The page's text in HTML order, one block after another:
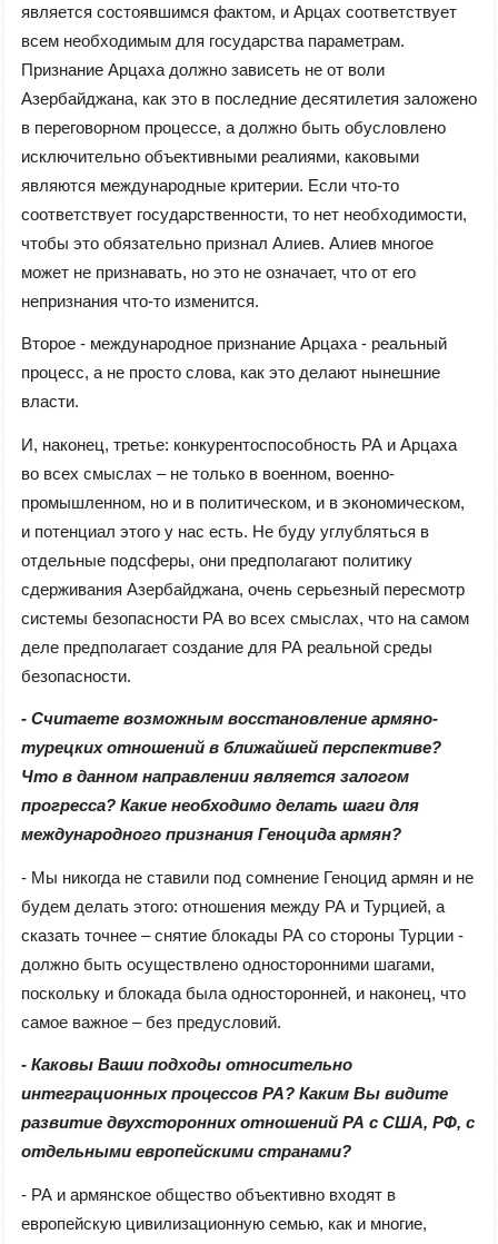
является состоявшимся фактом, и Арцах соответствует
всем необходимым для государства параметрам.
Признание Арцаха должно зависеть не от воли
Азербайджана, как это в последние десятилетия заложено
в переговорном процессе, а должно быть обусловлено
исключительно объективными реалиями, каковыми
являются международные критерии. Если что-то
соответствует государственности, то нет необходимости,
чтобы это обязательно признал Алиев. Алиев многое
может не признавать, но это не означает, что от его
непризнания что-то изменится.
Второе - международное признание Арцаха - реальный
процесс, а не просто слова, как это делают нынешние
власти.
И, наконец, третье: конкурентоспособность РА и Арцаха
во всех смыслах – не только в военном, военно-
промышленном, но и в политическом, и в экономическом,
и потенциал этого у нас есть. Не буду углубляться в
отдельные подсферы, они предполагают политику
сдерживания Азербайджана, очень серьезный пересмотр
системы безопасности РА во всех смыслах, что на самом
деле предполагает создание для РА реальной среды
безопасности.
- Считаете возможным восстановление армяно-
турецких отношений в ближайшей перспективе?
Что в данном направлении является залогом
прогресса? Какие необходимо делать шаги для
международного признания Геноцида армян?
- Мы никогда не ставили под сомнение Геноцид армян и не
будем делать этого: отношения между РА и Турцией, а
сказать точнее – снятие блокады РА со стороны Турции -
должно быть осуществлено односторонними шагами,
поскольку и блокада была односторонней, и наконец, что
самое важное – без предусловий.
- Каковы Ваши подходы относительно
интеграционных процессов РА? Каким Вы видите
развитие двухсторонних отношений РА с США, РФ, с
отдельными европейскими странами?
- РА и армянское общество объективно входят в
европейскую цивилизационную семью, как и многие,